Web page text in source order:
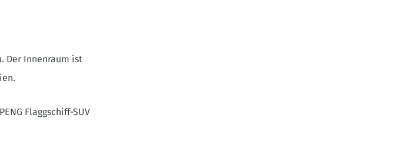
Der Innenraum ist
Flaggschiff-SUV